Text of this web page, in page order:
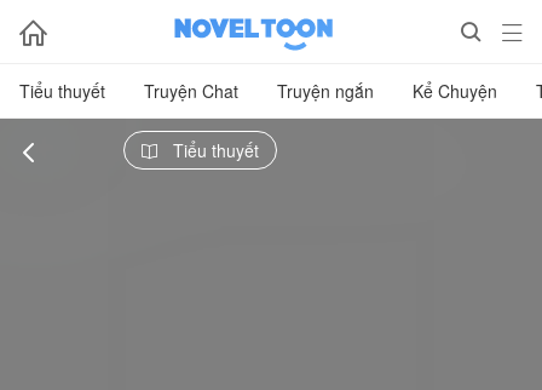
  
Tiểu thuyết Truyện Chat Truyện ngắn Kể Chuyện
  Tiểu thuyết